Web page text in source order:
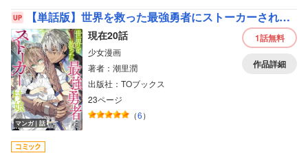
【単話版】世界を救った最強勇者にストーカーされる村娘の話
マンガ｜話
現在20話
少女漫画
著者：潮里潤
出版社：TOブックス
23ページ
（6）
1話無料
作品詳細